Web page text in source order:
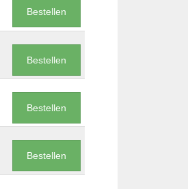
Bestellen
Bestellen
Bestellen
Bestellen